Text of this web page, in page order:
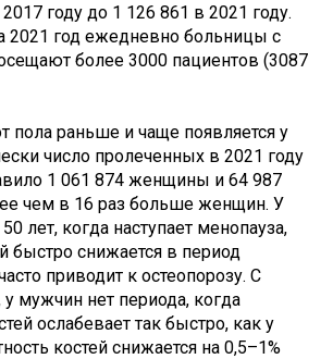
году до 1 126 861 в 2021 году.
2021 год ежедневно больницы с
более 3000 пациентов (3087
пола раньше и чаще появляется у
число пролеченных в 2021 году
1 061 874 женщины и 64 987
чем в 16 раз больше женщин. У
лет, когда наступает менопауза,
быстро снижается в период
приводит к остеопорозу. С
мужчин нет периода, когда
ослабевает так быстро, как у
костей снижается на 0,5–1%